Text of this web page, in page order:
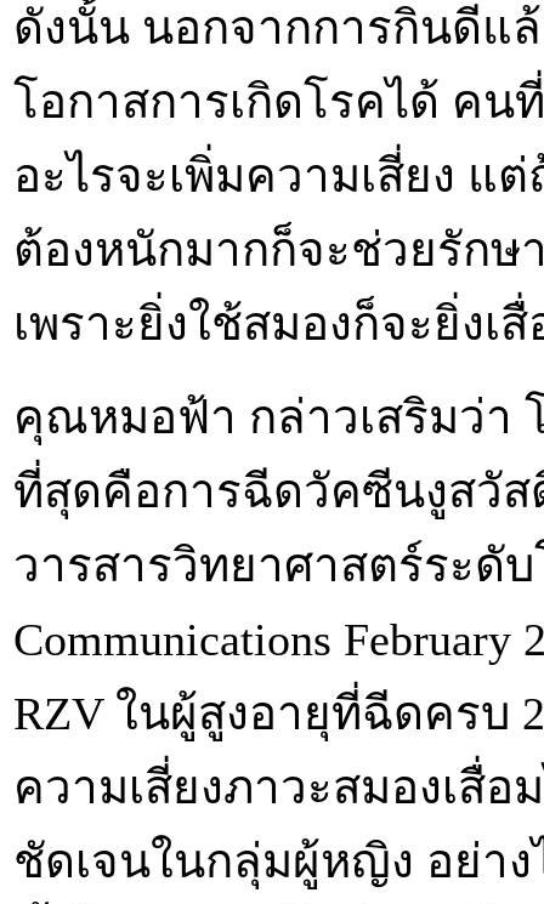
ดังนั้น นอกจากการกินดีแ
โอกาสการเกิดโรคได้ ค
อะไรจะเพิ่มความเสี่ยง แ
ต้องหนักมากก็จะช่วยรักษ
เพราะยิ่งใช้สมองก็จะยิ่งเ
คุณหมอฟ้า กล่าวเสริมว่า
ที่สุดคือการฉีดวัคซีนงูสวัส
วารสารวิทยาศาสตร์ระดับ
Communications
RZV ในผู้สูงอายุที่ฉีดครบ
ความเสี่ยงภาวะสมองเสื่
ชัดเจนในกลุ่มผู้หญิง อย่าง